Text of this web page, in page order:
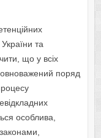
України та
що у всіх
поряд
особлива,